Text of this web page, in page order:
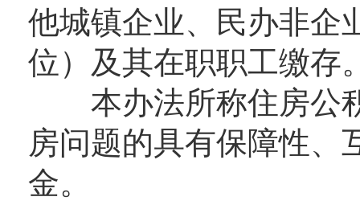
他城镇企业、民办非企
位）及其在职职工缴存
本办法所称住房公积
房问题的具有保障性、
金。